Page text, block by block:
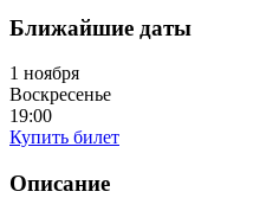
Ближайшие даты
1 ноября
Воскресенье
19:00
Купить билет
Описание